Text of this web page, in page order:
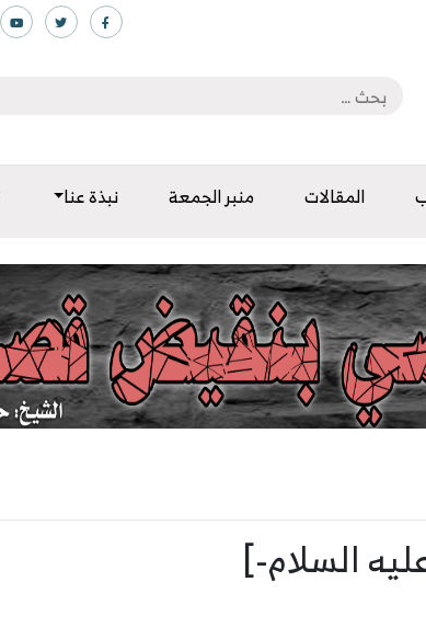
المقالات منبر الجمعة نبذة عنا